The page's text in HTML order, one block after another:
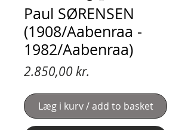
Paul SØRENSEN
(1908/Aabenraa -
1982/Aabenraa)
2.850,00 kr.
Læg i kurv / add to basket